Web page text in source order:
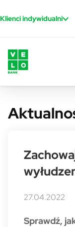
Klienci indywidualni
27.04.2022
Sprawdź,